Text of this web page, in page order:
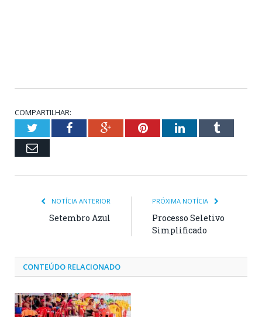
COMPARTILHAR:
TwitterFacebookGoogle+PinterestLinkedInTumblr
Email
NOTÍCIA ANTERIOR
Setembro Azul
PRÓXIMA NOTÍCIA
Processo Seletivo
Simplificado
CONTEÚDO RELACIONADO